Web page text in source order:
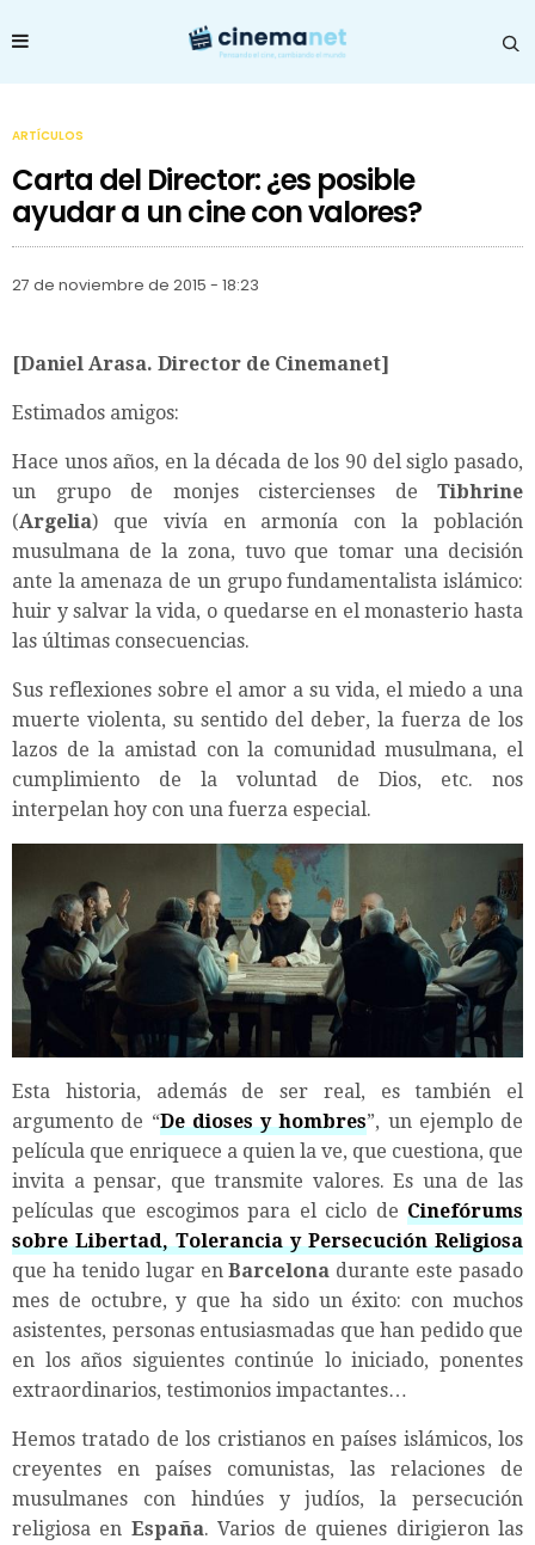
ARTÍCULOS
Carta del Director: ¿es posible
ayudar a un cine con valores?
27 de noviembre de 2015 - 18:23
[Daniel Arasa. Director de Cinemanet]
Estimados amigos:
Hace unos años, en la década de los 90 del siglo pasado,
un grupo de monjes cistercienses de Tibhrine
(Argelia) que vivía en armonía con la población
musulmana de la zona, tuvo que tomar una decisión
ante la amenaza de un grupo fundamentalista islámico:
huir y salvar la vida, o quedarse en el monasterio hasta
las últimas consecuencias.
Sus reflexiones sobre el amor a su vida, el miedo a una
muerte violenta, su sentido del deber, la fuerza de los
lazos de la amistad con la comunidad musulmana, el
cumplimiento de la voluntad de Dios, etc. nos
interpelan hoy con una fuerza especial.
Esta historia, además de ser real, es también el
argumento de “De dioses y hombres”, un ejemplo de
película que enriquece a quien la ve, que cuestiona, que
invita a pensar, que transmite valores. Es una de las
películas que escogimos para el ciclo de Cinefórums
sobre Libertad, Tolerancia y Persecución Religiosa
que ha tenido lugar enBarcelona durante este pasado
mes de octubre, y que ha sido un éxito: con muchos
asistentes, personas entusiasmadas que han pedido que
en los años siguientes continúe lo iniciado, ponentes
extraordinarios, testimonios impactantes…
Hemos tratado de los cristianos en países islámicos, los
creyentes en países comunistas, las relaciones de
musulmanes con hindúes y judíos, la persecución
religiosa en España. Varios de quienes dirigieron las